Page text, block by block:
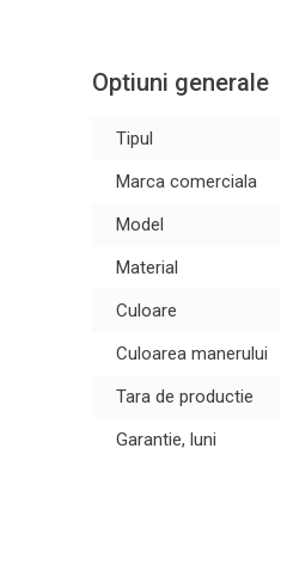
Optiuni generale
Tipul
Marca comerciala
Model
Material
Culoare
Culoarea manerului
Tara de productie
Garantie, luni